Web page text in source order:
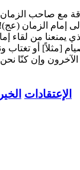
مع صاحب الزمان
إمام الزمان
يمنعنا من لقاء
[مثلاً] أو
وإن كنّا
الإعتقادات الخير